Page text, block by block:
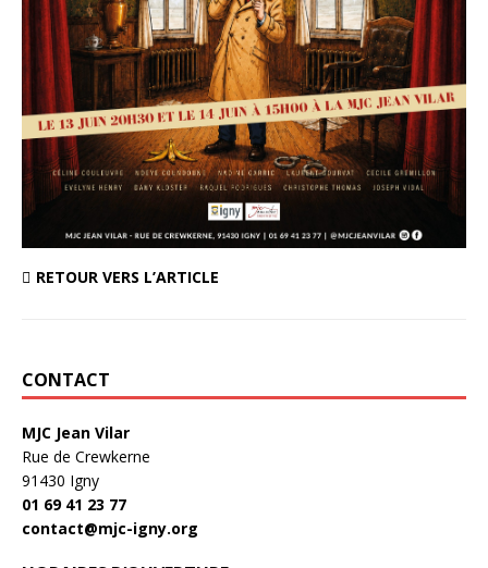
RETOUR VERS L’ARTICLE
CONTACT
MJC Jean Vilar
Rue de Crewkerne
91430 Igny
01 69 41 23 77
contact@mjc-igny.org